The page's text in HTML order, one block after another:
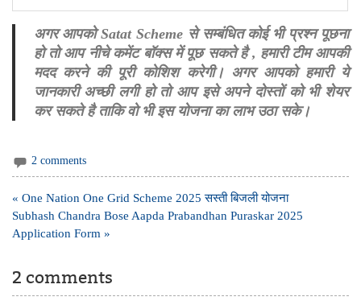
अगर आपको Satat Scheme से सम्बंधित कोई भी प्रश्न पूछना
हो तो आप नीचे कमेंट बॉक्स में पूछ सकते है , हमारी टीम आपकी
मदद करने की पूरी कोशिश करेगी। अगर आपको हमारी ये
जानकारी अच्छी लगी हो तो आप इसे अपने दोस्तों को भी शेयर
कर सकते है ताकि वो भी इस योजना का लाभ उठा सके।
2 comments
Post
navigation
« One Nation One Grid Scheme 2025 सस्ती बिजली योजना
Subhash Chandra Bose Aapda Prabandhan Puraskar 2025
Application Form »
2 comments